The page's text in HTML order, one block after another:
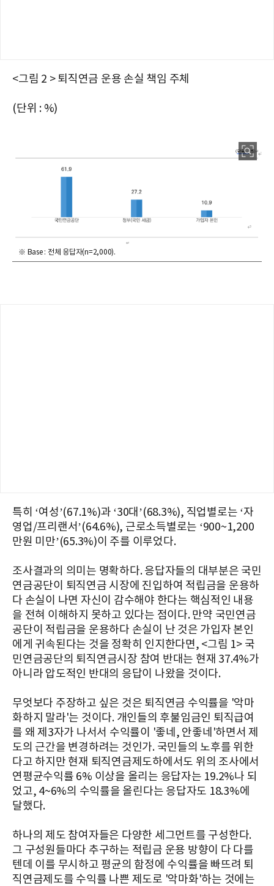
<그림 2 > 퇴직연금 운용 손실 책임 주체
(단위 : %)
※ Base : 전체 응답자(n=2,000).
특히 ‘여성’(67.1%)과 ‘30대’(68.3%), 직업별로는 ‘자
영업/프리랜서’(64.6%), 근로소득별로는 ‘900~1,200
만원 미만’(65.3%)이 주를 이루었다.
조사결과의 의미는 명확하다. 응답자들의 대부분은 국민
연금공단이 퇴직연금 시장에 진입하여 적립금을 운용하
다 손실이 나면 자신이 감수해야 한다는 핵심적인 내용
을 전혀 이해하지 못하고 있다는 점이다. 만약 국민연금
공단이 적립금을 운용하다 손실이 난 것은 가입자 본인
에게 귀속된다는 것을 정확히 인지한다면, <그림 1> 국
민연금공단의 퇴직연금시장 참여 반대는 현재 37.4%가
아니라 압도적인 반대의 응답이 나왔을 것이다.
무엇보다 주장하고 싶은 것은 퇴직연금 수익률을 '악마
화하지 말라'는 것이다. 개인들의 후불임금인 퇴직급여
를 왜 제3자가 나서서 수익률이 '좋네, 안좋네'하면서 제
도의 근간을 변경하려는 것인가. 국민들의 노후를 위한
다고 하지만 현재 퇴직연금제도하에서도 위의 조사에서
연평균수익률 6% 이상을 올리는 응답자는 19.2%나 되
었고, 4~6%의 수익률을 올린다는 응답자도 18.3%에
달했다.
하나의 제도 참여자들은 다양한 세그먼트를 구성한다.
그 구성원들마다 추구하는 적립금 운용 방향이 다 다를
텐데 이를 무시하고 평균의 함정에 수익률을 빠뜨려 퇴
직연금제도를 수익률 나쁜 제도로 '악마화'하는 것에는